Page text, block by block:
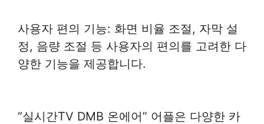
사용자 편의 기능: 화면 비율 조절, 자막 설
정, 음량 조절 등 사용자의 편의를 고려한 다
양한 기능을 제공합니다.
“실시간TV DMB 온에어” 어플은 다양한 카